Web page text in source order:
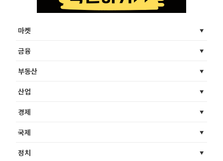
마켓
금융
부동산
산업
경제
국제
정치